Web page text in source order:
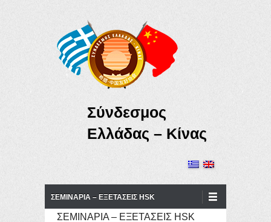
Σύνδεσμος
Ελλάδας – Κίνας
ΣΕΜΙΝΑΡΙΑ – ΕΞΕΤΑΣΕΙΣ HSK
ΣΕΜΙΝΑΡΙΑ – ΕΞΕΤΑΣΕΙΣ HSK